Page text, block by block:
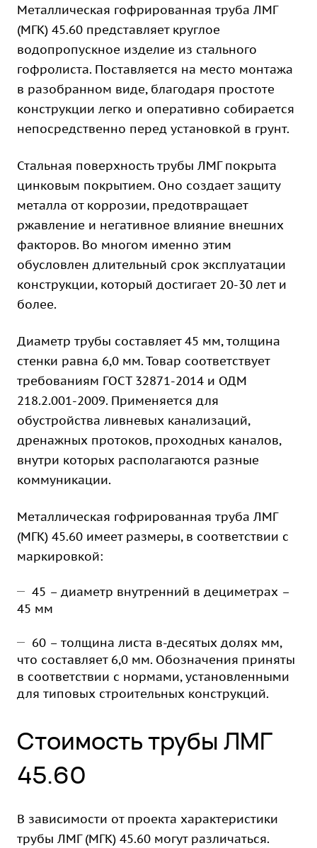
Металлическая гофрированная труба ЛМГ
(МГК) 45.60 представляет круглое
водопропускное изделие из стального
гофролиста. Поставляется на место монтажа
в разобранном виде, благодаря простоте
конструкции легко и оперативно собирается
непосредственно перед установкой в грунт.
Стальная поверхность трубы ЛМГ покрыта
цинковым покрытием. Оно создает защиту
металла от коррозии, предотвращает
ржавление и негативное влияние внешних
факторов. Во многом именно этим
обусловлен длительный срок эксплуатации
конструкции, который достигает 20-30 лет и
более.
Диаметр трубы составляет 45 мм, толщина
стенки равна 6,0 мм. Товар соответствует
требованиям ГОСТ 32871-2014 и ОДМ
218.2.001-2009. Применяется для
обустройства ливневых канализаций,
дренажных протоков, проходных каналов,
внутри которых располагаются разные
коммуникации.
Металлическая гофрированная труба ЛМГ
(МГК) 45.60 имеет размеры, в соответствии с
маркировкой:
45 – диаметр внутренний в дециметрах –
45 мм
60 – толщина листа в-десятых долях мм,
что составляет 6,0 мм. Обозначения приняты
в соответствии с нормами, установленными
для типовых строительных конструкций.
Стоимость трубы ЛМГ
45.60
В зависимости от проекта характеристики
трубы ЛМГ (МГК) 45.60 могут различаться.